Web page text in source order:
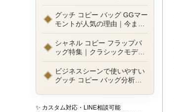
GGマーモントから定番モデ
ルまで徹底比較！コピーバッ
グ通販の選び方
グッチ コピー バッグ GGマー
モントが人気の理由｜今また
選ばれる定番ラグジュアリー
バッグとは
シャネル コピー フラップバ
ッグ特集｜クラシックモデル
の魅力と永遠に愛される理由
ビジネスシーンで使いやすい
グッチ コピー バッグ分析｜
✨ カスタム対応・LINE相談可能